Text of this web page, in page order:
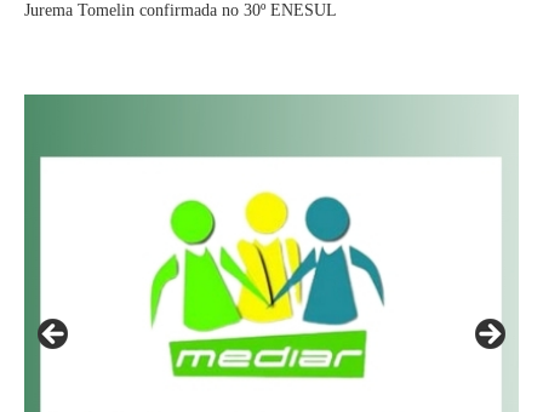
Jurema Tomelin confirmada no 30º ENESUL